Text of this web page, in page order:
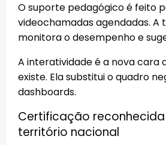
O suporte pedagógico é feito
videochamadas agendadas. A
monitora o desempenho e
A interatividade é a nova cara
existe. Ela substitui o quadro
dashboards.
Certificação
território nacional